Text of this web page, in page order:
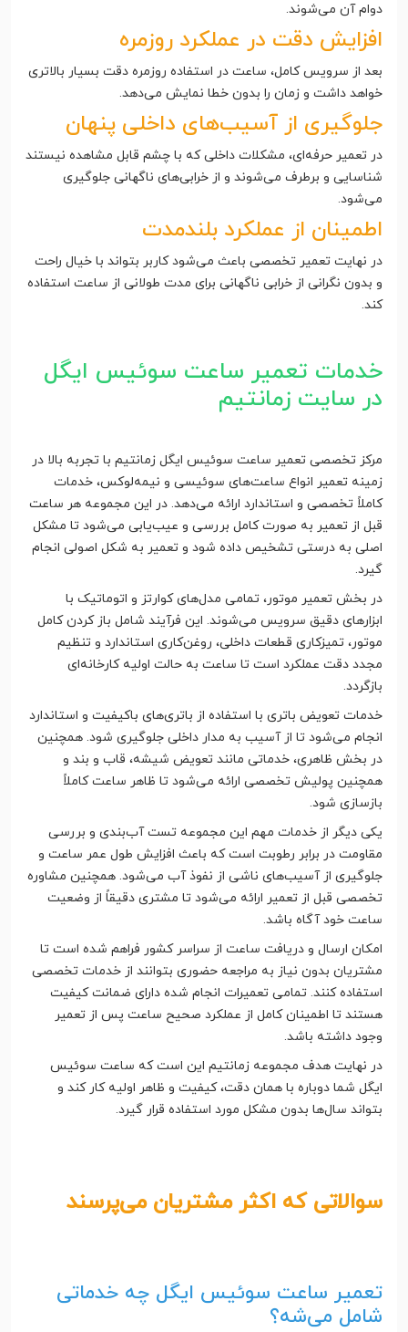
دوام آن می‌شوند.
افزایش دقت در عملکرد روزمره
بعد از سرویس کامل، ساعت در استفاده روزمره دقت بسیار بالاتری
خواهد داشت و زمان را بدون خطا نمایش می‌دهد.
جلوگیری از آسیب‌های داخلی پنهان
در تعمیر حرفه‌ای، مشکلات داخلی که با چشم قابل مشاهده نیستند
شناسایی و برطرف می‌شوند و از خرابی‌های ناگهانی جلوگیری
می‌شود.
اطمینان از عملکرد بلندمدت
در نهایت تعمیر تخصصی باعث می‌شود کاربر بتواند با خیال راحت
و بدون نگرانی از خرابی ناگهانی برای مدت طولانی از ساعت استفاده
کند.
خدمات تعمیر ساعت سوئیس ایگل
در سایت زمانتیم
مرکز تخصصی تعمیر ساعت سوئیس ایگل زمانتیم با تجربه بالا در
زمینه تعمیر انواع ساعت‌های سوئیسی و نیمه‌لوکس، خدمات
کاملاً تخصصی و استاندارد ارائه می‌دهد. در این مجموعه هر ساعت
قبل از تعمیر به صورت کامل بررسی و عیب‌یابی می‌شود تا مشکل
اصلی به درستی تشخیص داده شود و تعمیر به شکل اصولی انجام
گیرد.
در بخش تعمیر موتور، تمامی مدل‌های کوارتز و اتوماتیک با
ابزارهای دقیق سرویس می‌شوند. این فرآیند شامل باز کردن کامل
موتور، تمیزکاری قطعات داخلی، روغن‌کاری استاندارد و تنظیم
مجدد دقت عملکرد است تا ساعت به حالت اولیه کارخانه‌ای
بازگردد.
خدمات تعویض باتری با استفاده از باتری‌های باکیفیت و استاندارد
انجام می‌شود تا از آسیب به مدار داخلی جلوگیری شود. همچنین
در بخش ظاهری، خدماتی مانند تعویض شیشه، قاب و بند و
همچنین پولیش تخصصی ارائه می‌شود تا ظاهر ساعت کاملاً
بازسازی شود.
یکی دیگر از خدمات مهم این مجموعه تست آب‌بندی و بررسی
مقاومت در برابر رطوبت است که باعث افزایش طول عمر ساعت و
جلوگیری از آسیب‌های ناشی از نفوذ آب می‌شود. همچنین مشاوره
تخصصی قبل از تعمیر ارائه می‌شود تا مشتری دقیقاً از وضعیت
ساعت خود آگاه باشد.
امکان ارسال و دریافت ساعت از سراسر کشور فراهم شده است تا
مشتریان بدون نیاز به مراجعه حضوری بتوانند از خدمات تخصصی
استفاده کنند. تمامی تعمیرات انجام شده دارای ضمانت کیفیت
هستند تا اطمینان کامل از عملکرد صحیح ساعت پس از تعمیر
وجود داشته باشد.
در نهایت هدف مجموعه زمانتیم این است که ساعت سوئیس
ایگل شما دوباره با همان دقت، کیفیت و ظاهر اولیه کار کند و
بتواند سال‌ها بدون مشکل مورد استفاده قرار گیرد.
سوالاتی که اکثر مشتریان می‌پرسند
تعمیر ساعت سوئیس ایگل چه خدماتی
شامل می‌شه؟